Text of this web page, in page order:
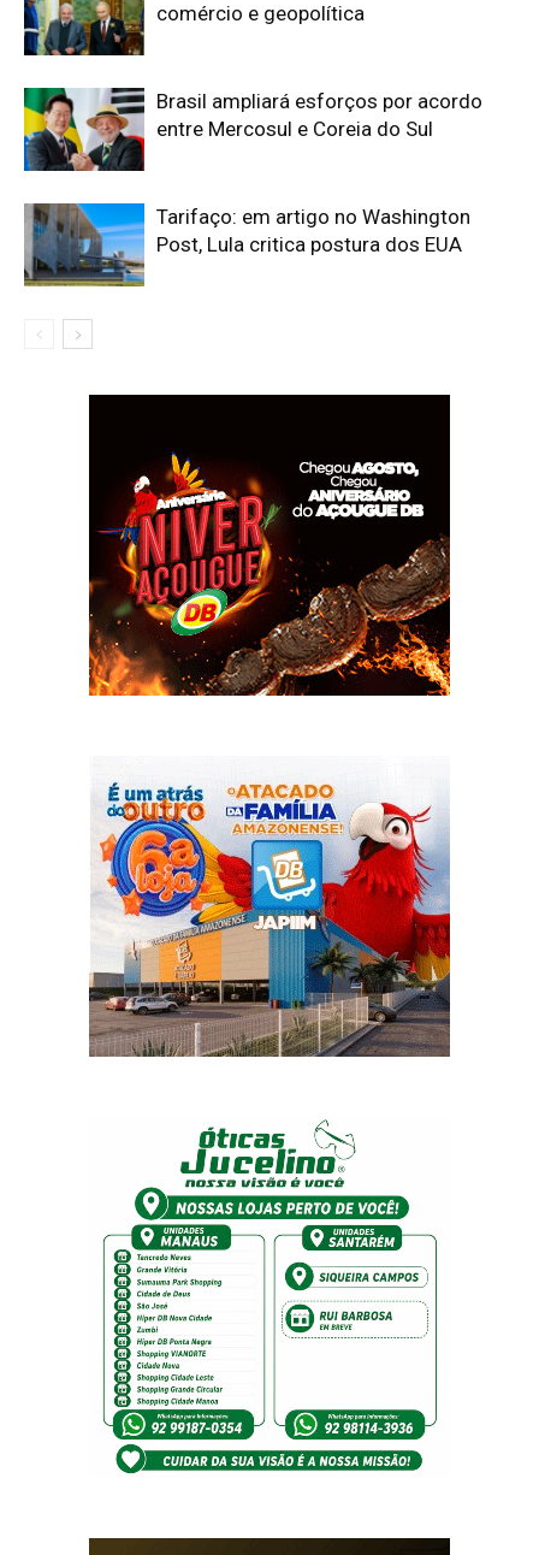
comércio e geopolítica
Brasil ampliará esforços por acordo
entre Mercosul e Coreia do Sul
Tarifaço: em artigo no Washington
Post, Lula critica postura dos EUA